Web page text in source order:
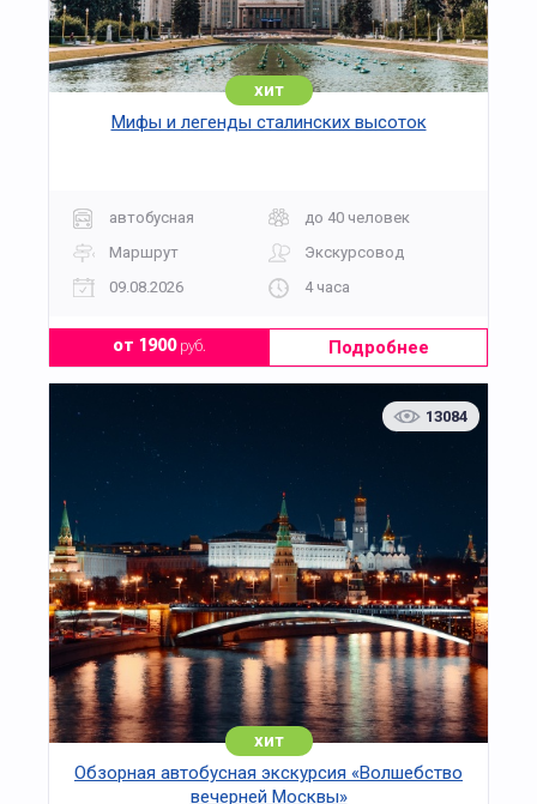
хит
Мифы и легенды сталинских высоток
автобусная
до 40 человек
Маршрут
Экскурсовод
09.08.2026
4 часа
от 1900руб. Подробнее
13084
хит
Обзорная автобусная экскурсия «Волшебство
вечерней Москвы»